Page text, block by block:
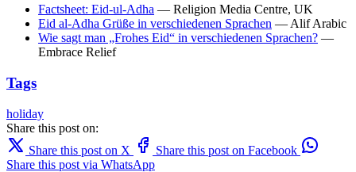
Factsheet: Eid-ul-Adha — Religion Media Centre, UK
Eid al-Adha Grüße in verschiedenen Sprachen — Alif Arabic
Wie sagt man „Frohes Eid“ in verschiedenen Sprachen? —
Embrace Relief
Tags
holiday
Share this post on:
Share this post on X
Share this post on Facebook
Share this post via WhatsApp